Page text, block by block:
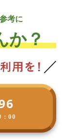
考に
か？
：00